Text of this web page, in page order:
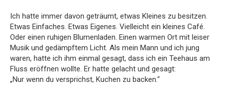
Ich hatte immer davon geträumt, etwas Kleines zu besitzen.
Etwas Einfaches. Etwas Eigenes. Vielleicht ein kleines Café.
Oder einen ruhigen Blumenladen. Einen warmen Ort mit leiser
Musik und gedämpftem Licht. Als mein Mann und ich jung
waren, hatte ich ihm einmal gesagt, dass ich ein Teehaus am
Fluss eröffnen wollte. Er hatte gelacht und gesagt:
„Nur wenn du versprichst, Kuchen zu backen.“